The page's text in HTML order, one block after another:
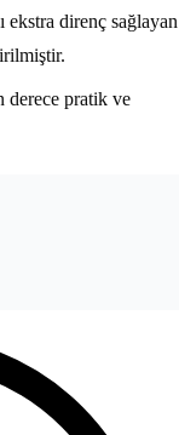
ekstra direnç sağlayan
derece pratik ve